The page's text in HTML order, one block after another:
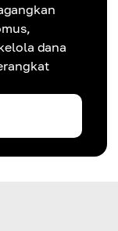
dana